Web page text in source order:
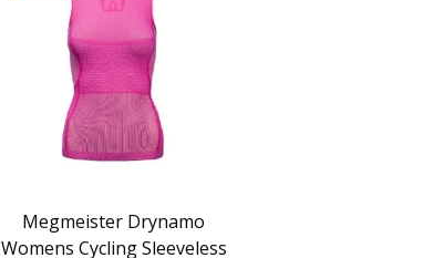
Megmeister Drynamo
Womens Cycling Sleeveless